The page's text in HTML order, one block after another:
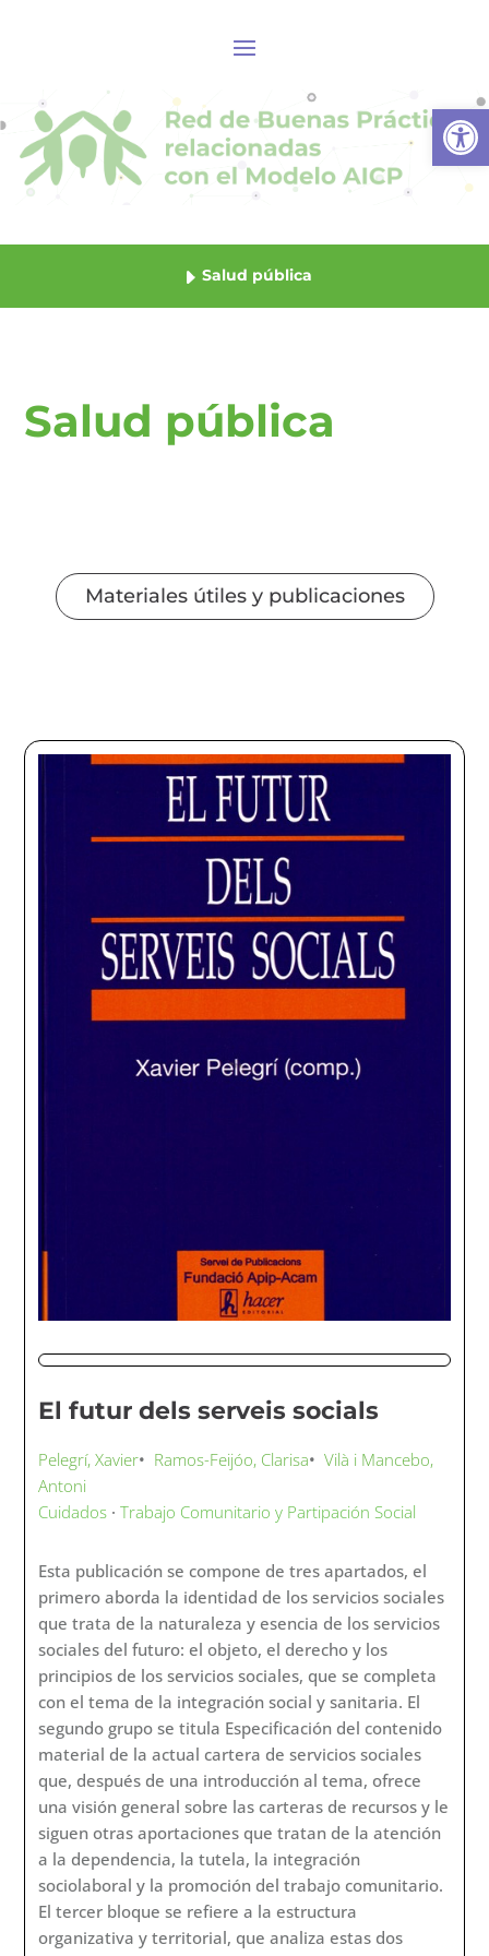
Salud pública
Salud pública
Materiales útiles y publicaciones
El futur dels serveis socials
Pelegrí, Xavier• Ramos-Feijóo, Clarisa•Vilà i Mancebo,
Antoni
Cuidados ·Trabajo Comunitario y Partipación Social
Esta publicación se compone de tres apartados, el
primero aborda la identidad de los servicios sociales
que trata de la naturaleza y esencia de los servicios
sociales del futuro: el objeto, el derecho y los
principios de los servicios sociales, que se completa
con el tema de la integración social y sanitaria. El
segundo grupo se titula Especificación del contenido
material de la actual cartera de servicios sociales
que, después de una introducción al tema, ofrece
una visión general sobre las carteras de recursos y le
siguen otras aportaciones que tratan de la atención
a la dependencia, la tutela, la integración
sociolaboral y la promoción del trabajo comunitario.
El tercer bloque se refiere a la estructura
organizativa y territorial, que analiza estas dos